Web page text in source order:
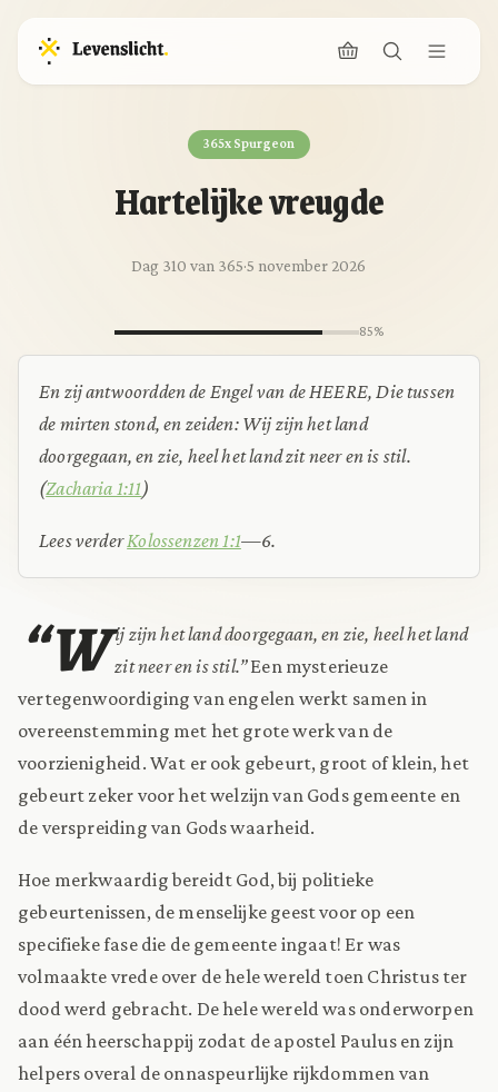
365x Spurgeon
Hartelijke vreugde
Dag 310 van 365·5 november 2026
85%
En zij antwoordden de Engel van de HEERE, Die tussen
de mirten stond, en zeiden: Wij zijn het land
doorgegaan, en zie, heel het land zit neer en is stil.
(Zacharia 1:11)
Lees verderKolossenzen 1:1—6.
“W ij zijn het land doorgegaan, en zie, heel het land
zit neer en is stil.”Een mysterieuze
vertegenwoordiging van engelen werkt samen in
overeenstemming met het grote werk van de
voorzienigheid. Wat er ook gebeurt, groot of klein, het
gebeurt zeker voor het welzijn van Gods gemeente en
de verspreiding van Gods waarheid.
Hoe merkwaardig bereidt God, bij politieke
gebeurtenissen, de menselijke geest voor op een
specifieke fase die de gemeente ingaat! Er was
volmaakte vrede over de hele wereld toen Christus ter
dood werd gebracht. De hele wereld was onderworpen
aan één heerschappij zodat de apostel Paulus en zijn
helpers overal de onnaspeurlijke rijkdommen van